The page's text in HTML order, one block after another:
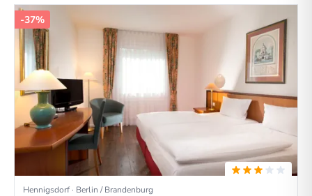
-37%
Hennigsdorf · Berlin / Brandenburg